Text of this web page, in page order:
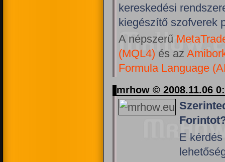
kereskedési
kiegészítő szofverek
A népszerű
(MQL4) és az
Formula Language
mrhow © 2008.11.06
E